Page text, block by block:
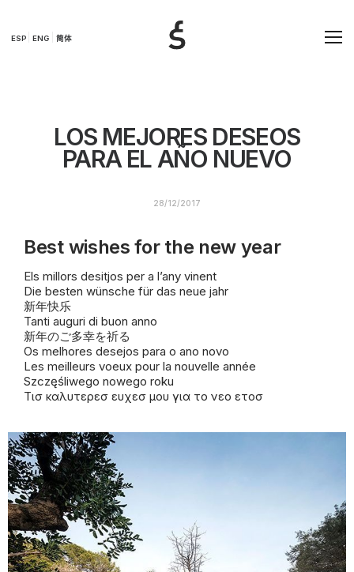
ESP ENG 简体
LOS MEJORES DESEOS
PARA EL AÑO NUEVO
28/12/2017
Best wishes for the new year
Els millors desitjos per a l’any vinent
Die besten wünsche für das neue jahr
新年快乐
Tanti auguri di buon anno
新年のご多幸を祈る
Os melhores desejos para o ano novo
Les meilleurs voeux pour la nouvelle année
Szczęśliwego nowego roku
Τισ καλυτερεσ ευχεσ μου για το νεο ετοσ